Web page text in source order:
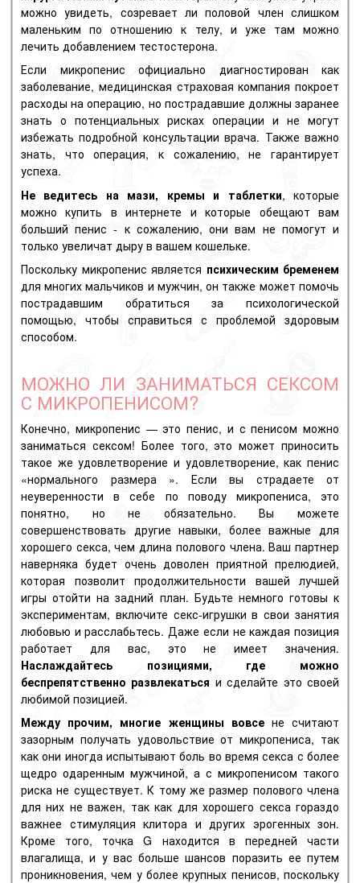
можно увидеть, созревает ли половой член слишком
маленьким по отношению к телу, и уже там можно
лечить добавлением тестостерона.
Если микропенис официально диагностирован как
заболевание, медицинская страховая компания покроет
расходы на операцию, но пострадавшие должны заранее
знать о потенциальных рисках операции и не могут
избежать подробной консультации врача. Также важно
знать, что операция, к сожалению, не гарантирует
успеха.
Не ведитесь на мази, кремы и таблетки, которые
можно купить в интернете и которые обещают вам
больший пенис - к сожалению, они вам не помогут и
только увеличат дыру в вашем кошельке.
Поскольку микропенис является психическим бременем
для многих мальчиков и мужчин, он также может помочь
пострадавшим обратиться за психологической
помощью, чтобы справиться с проблемой здоровым
способом.
МОЖНО ЛИ ЗАНИМАТЬСЯ СЕКСОМ
С МИКРОПЕНИСОМ?
Конечно, микропенис — это пенис, и с пенисом можно
заниматься сексом! Более того, это может приносить
такое же удовлетворение и удовлетворение, как пенис
«нормального размера ». Если вы страдаете от
неуверенности в себе по поводу микропениса, это
понятно, но не обязательно. Вы можете
совершенствовать другие навыки, более важные для
хорошего секса, чем длина полового члена. Ваш партнер
наверняка будет очень доволен приятной прелюдией,
которая позволит продолжительности вашей лучшей
игры отойти на задний план. Будьте немного готовы к
экспериментам, включите секс-игрушки в свои занятия
любовью и расслабьтесь. Даже если не каждая позиция
работает для вас, это не имеет значения.
Наслаждайтесь позициями, где можно
беспрепятственно развлекаться и сделайте это своей
любимой позицией.
Между прочим, многие женщины вовсене считают
зазорным получать удовольствие от микропениса, так
как они иногда испытывают боль во время секса с более
щедро одаренным мужчиной, а с микропенисом такого
риска не существует. К тому же размер полового члена
для них не важен, так как для хорошего секса гораздо
важнее стимуляция клитора и других эрогенных зон.
Кроме того, точка G находится в передней части
влагалища, и у вас больше шансов поразить ее путем
проникновения, чем у более крупных пенисов, поскольку